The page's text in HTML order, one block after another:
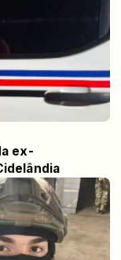
ex-